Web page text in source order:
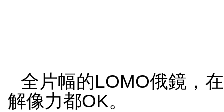
全片幅的LOMO俄鏡，
解像力都OK。